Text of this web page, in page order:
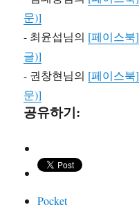
문)]
- 최윤섭님의 [페이스북]
글)]
- 권창현님의 [페이스북]
문)]
공유하기:
Pocket